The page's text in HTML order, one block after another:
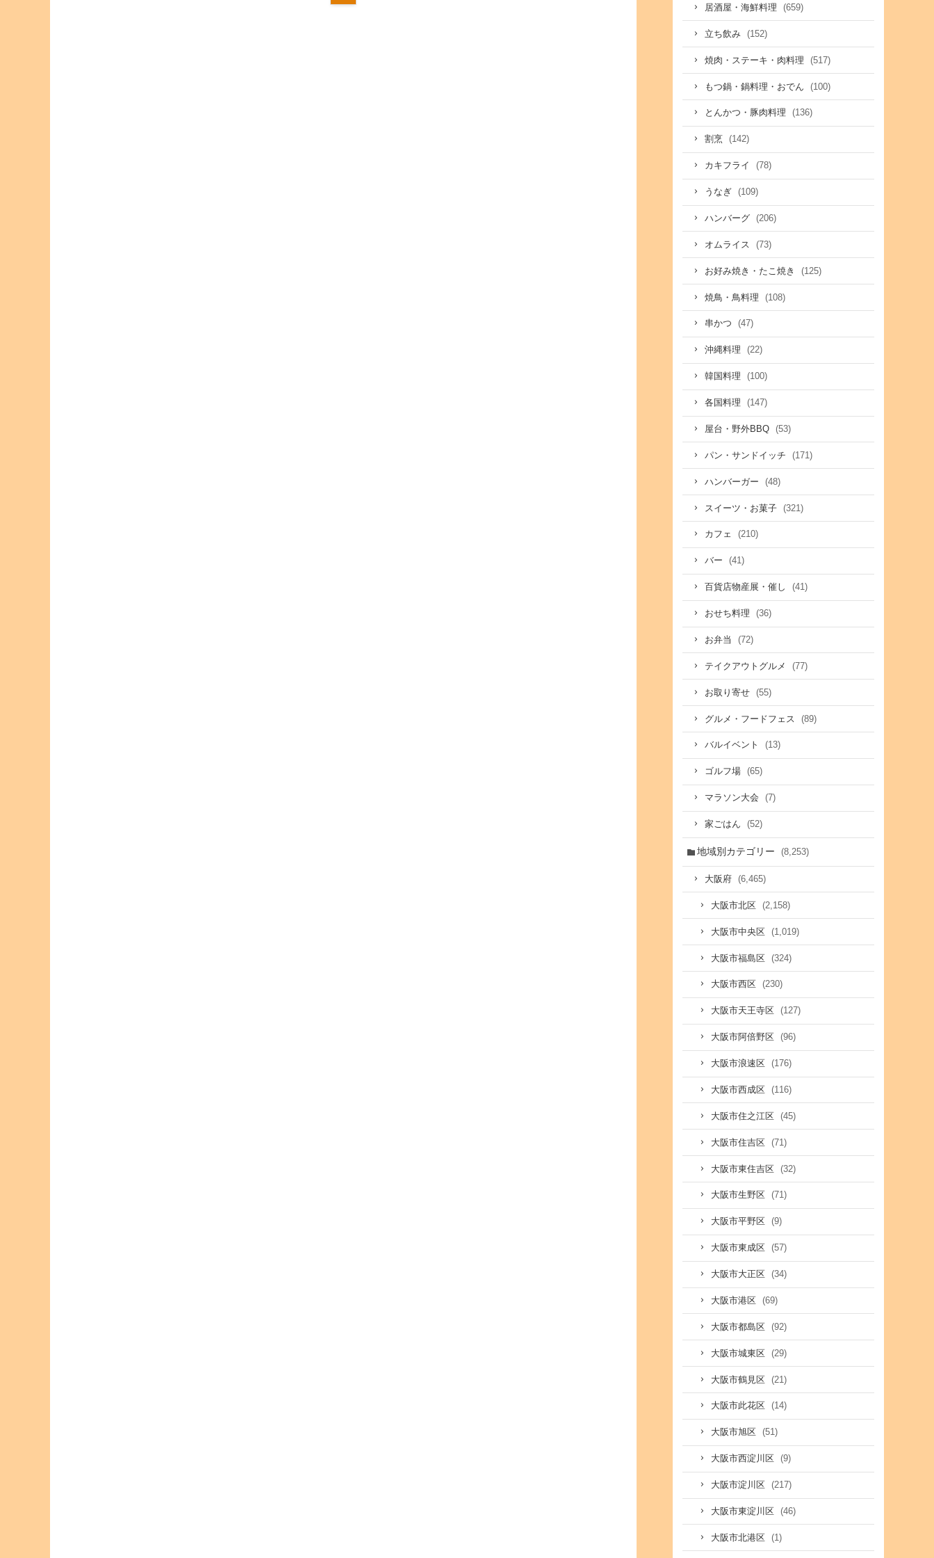
居酒屋・海鮮料理 (659)
立ち飲み (152)
焼肉・ステーキ・肉料理 (517)
もつ鍋・鍋料理・おでん (100)
とんかつ・豚肉料理 (136)
割烹 (142)
カキフライ (78)
うなぎ (109)
ハンバーグ (206)
オムライス (73)
お好み焼き・たこ焼き (125)
焼鳥・鳥料理 (108)
串かつ (47)
沖縄料理 (22)
韓国料理 (100)
各国料理 (147)
屋台・野外BBQ (53)
パン・サンドイッチ (171)
ハンバーガー (48)
スイーツ・お菓子 (321)
カフェ (210)
バー (41)
百貨店物産展・催し (41)
おせち料理 (36)
お弁当 (72)
テイクアウトグルメ (77)
お取り寄せ (55)
グルメ・フードフェス (89)
バルイベント (13)
ゴルフ場 (65)
マラソン大会 (7)
家ごはん (52)
地域別カテゴリー (8,253)
大阪府 (6,465)
大阪市北区 (2,158)
大阪市中央区 (1,019)
大阪市福島区 (324)
大阪市西区 (230)
大阪市天王寺区 (127)
大阪市阿倍野区 (96)
大阪市浪速区 (176)
大阪市西成区 (116)
大阪市住之江区 (45)
大阪市住吉区 (71)
大阪市東住吉区 (32)
大阪市生野区 (71)
大阪市平野区 (9)
大阪市東成区 (57)
大阪市大正区 (34)
大阪市港区 (69)
大阪市都島区 (92)
大阪市城東区 (29)
大阪市鶴見区 (21)
大阪市此花区 (14)
大阪市旭区 (51)
大阪市西淀川区 (9)
大阪市淀川区 (217)
大阪市東淀川区 (46)
大阪市北港区 (1)